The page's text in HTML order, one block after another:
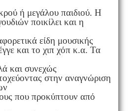
ή μεγάλου παιδιού. Η
ποικίλει και η
είδη μουσικής
και το χιπ χόπ κ.α. Τα
και συνεχώς
στην αναγνώριση
που προκύπτουν από